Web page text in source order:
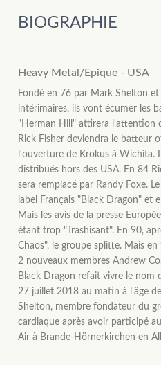
BIOGRAPHIE
Heavy Metal/Epique - USA
Fondé en 76 par Mark Shelton
intérimaires, ils vont écumer les
"Herman Hill" attirera l'attention
Rick Fisher deviendra le batteur
l'ouverture de Krokus à Wichita.
distribués hors des USA. En 84
sera remplacé par Randy Foxe.
label Français "Black Dragon" et
Mais les avis de la presse
étant trop "Trashisant". En 90,
Chaos", le groupe splitte. Mais
2 nouveaux membres Andrew
Black Dragon refait vivre le nom
27 juillet 2018 au matin à l'âge
Shelton, membre fondateur du
cardiaque après avoir participé
Air à Brande-Hörnerkirchen en